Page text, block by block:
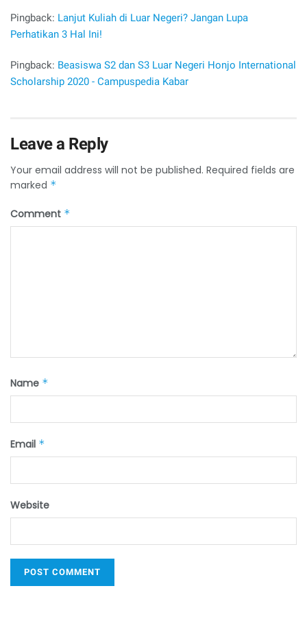
Pingback: Lanjut Kuliah di Luar Negeri? Jangan Lupa
Perhatikan 3 Hal Ini!
Pingback: Beasiswa S2 dan S3 Luar Negeri Honjo International
Scholarship 2020 - Campuspedia Kabar
Leave a Reply
Your email address will not be published. Required fields are
marked *
Comment *
Name *
Email *
Website